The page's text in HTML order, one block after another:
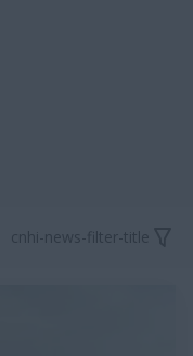
cnhi-news-filter-title